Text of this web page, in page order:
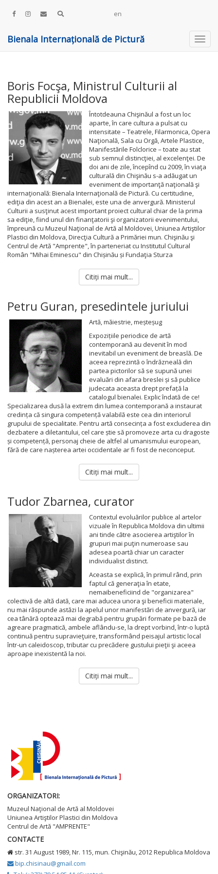
en
Bienala Internațională de Pictură
Boris Focşa, Ministrul Culturii al
Republicii Moldova
Întotdeauna Chişinăul a fost un loc
aparte, în care cultura a pulsat cu
intensitate – Teatrele, Filarmonica, Opera
Naţională, Sala cu Orgă, Artele Plastice,
Manifestările Folclorice – toate au stat
sub semnul distincţiei, al excelenţei. De
doi ani de zile, începînd cu 2009, în viaţa
culturală din Chişinău s-a adăugat un
eveniment de importanţă naţională şi
internaţională: Bienala Internaţională de Pictură. Cu certitudine,
ediţia din acest an a Bienalei, este una de anvergură. Ministerul
Culturii a susţinut acest important proiect cultural chiar de la prima
sa ediţie, fiind unul din finanţatorii şi organizatorii evenimentului,
împreună cu Muzeul Naţional de Artă al Moldovei, Uniunea Artiştilor
Plastici din Moldova, Direcţia Cultură a Primăriei mun. Chişinău şi
Centrul de Artă "Amprente", în parteneriat cu Institutul Cultural
Român "Mihai Eminescu" din Chișinău și Fundaţia Sturza
Citiți mai mult...
Petru Guran, presedintele juriului
Artă, măiestrie, meșteșug
Expozițiile periodice de artă
contemporană au devenit în mod
inevitabil un eveniment de breaslă. De
aceea reprezintă o îndrăzneală din
partea pictorilor să se supună unei
evaluări din afara breslei și să publice
judecata aceasta drept prefață la
catalogul bienalei. Explic îndată de ce!
Specializarea dusă la extrem din lumea contemporană a instaurat
credința că singura competență valabilă este cea din interiorul
grupului de specialitate. Pentru artă consecința a fost excluderea din
dezbatere a diletantului, cel care știe să promoveze arta cu dragoste
și competență, personaj cheie de altfel al umanismului european,
fără de care nașterea artei occidentale ar fi fost de neconceput.
Citiți mai mult...
Tudor Zbarnea, curator
Contextul evoluărilor publice al artelor
vizuale în Republica Moldova din ultimii
ani tinde către asocierea artiştilor în
grupuri mai puţin numeroase sau
adesea poartă chiar un caracter
individualist distinct.
Aceasta se explică, în primul rând, prin
faptul că generaţia în etate,
nemaibeneficiind de "organizarea"
colectivă de altă dată, care mai aducea unora şi beneficii materiale,
nu mai răspunde astăzi la apelul unor manifestări de anvergură, iar
cea tânără optează mai degrabă pentru grupări formate pe bază de
agreare pragmatică, ambele aflându-se, la drept vorbind, într-o luptă
continuă pentru supravieţuire, transformând peisajul artistic local
într-un caleidoscop, tributar cu precădere gustului pieţii şi aceea
aproape inexistentă la noi.
Citiți mai mult...
ORGANIZATORI:
Muzeul Naţional de Artă al Moldovei
Uniunea Artiştilor Plastici din Moldova
Centrul de Artă "AMPRENTE"
CONTACTE
str. 31 August 1989, Nr. 115, mun. Chişinău, 2012 Republica Moldova
bip.chisinau@gmail.com